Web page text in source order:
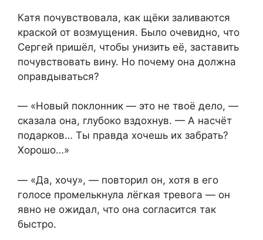
Катя почувствовала, как щёки заливаются
краской от возмущения. Было очевидно, что
Сергей пришёл, чтобы унизить её, заставить
почувствовать вину. Но почему она должна
оправдываться?
— «Новый поклонник — это не твоё дело, —
сказала она, глубоко вздохнув. — А насчёт
подарков… Ты правда хочешь их забрать?
Хорошо…»
— «Да, хочу», — повторил он, хотя в его
голосе промелькнула лёгкая тревога — он
явно не ожидал, что она согласится так
быстро.